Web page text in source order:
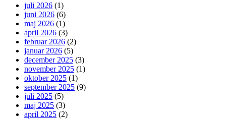
juli 2026 (1)
juni 2026 (6)
maj 2026 (1)
april 2026 (3)
februar 2026 (2)
januar 2026 (5)
december 2025 (3)
november 2025 (1)
oktober 2025 (1)
september 2025 (9)
juli 2025 (5)
maj 2025 (3)
april 2025 (2)